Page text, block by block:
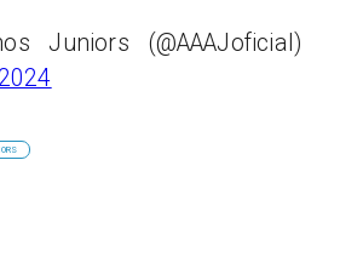
Juniors (@AAAJoficial)